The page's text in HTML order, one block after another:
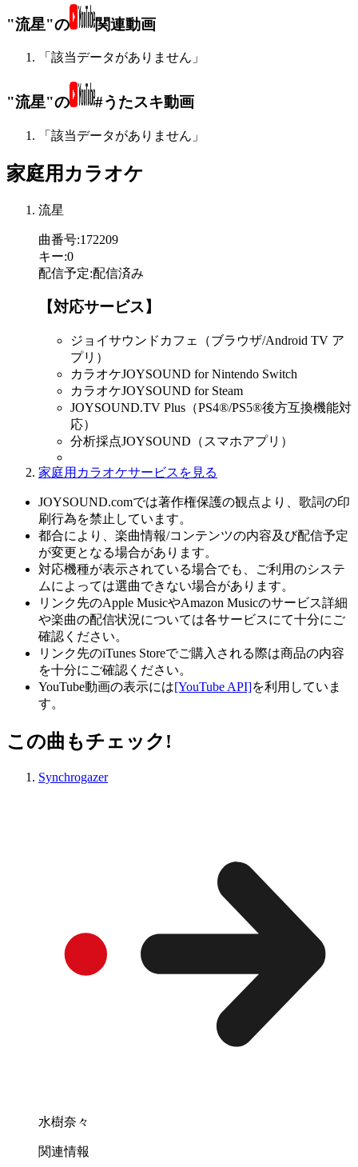
"流星"の 関連動画
「該当データがありません」
"流星"の #うたスキ動画
「該当データがありません」
家庭用カラオケ
流星
曲番号:172209
キー:0
配信予定:配信済み
【対応サービス】
ジョイサウンドカフェ（ブラウザ/Android TV ア
プリ）
カラオケJOYSOUND for Nintendo Switch
カラオケJOYSOUND for Steam
JOYSOUND.TV Plus（PS4®/PS5®後方互換機能対
応）
分析採点JOYSOUND（スマホアプリ）
家庭用カラオケサービスを見る
JOYSOUND.comでは著作権保護の観点より、歌詞の印
刷行為を禁止しています。
都合により、楽曲情報/コンテンツの内容及び配信予定
が変更となる場合があります。
対応機種が表示されている場合でも、ご利用のシステ
ムによっては選曲できない場合があります。
リンク先のApple MusicやAmazon Musicのサービス詳細
や楽曲の配信状況については各サービスにて十分にご
確認ください。
リンク先のiTunes Storeでご購入される際は商品の内容
を十分にご確認ください。
YouTube動画の表示には[YouTube API]を利用していま
す。
この曲もチェック!
Synchrogazer
水樹奈々
関連情報